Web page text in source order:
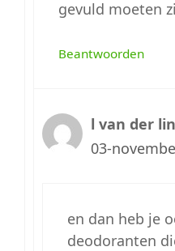
gevuld moeten
Beantwoorden
l van der
03-
en dan heb je
deodoranten